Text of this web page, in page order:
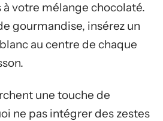
votre mélange chocolaté.
gourmandise, insérez un
au centre de chaque
une touche de
ne pas intégrer des zestes